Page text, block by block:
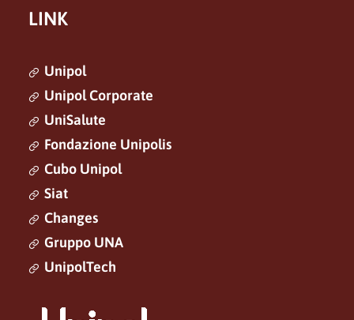
LINK
Unipol
Unipol Corporate
UniSalute
Fondazione Unipolis
Cubo Unipol
Siat
Changes
Gruppo UNA
UnipolTech